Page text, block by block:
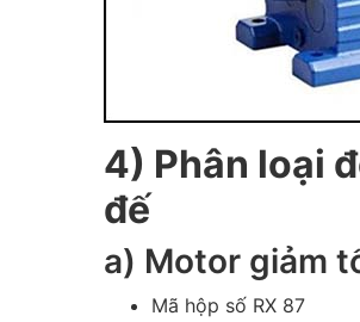
4) Phân loại
đế
a) Motor giảm
Mã hộp số RX 87